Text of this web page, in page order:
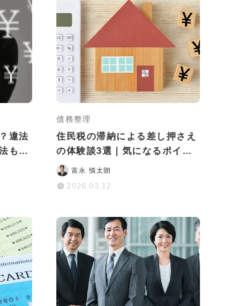
違法
も解
債務整理
住民税の滞納による差し押さえ
の体験談3選｜気になるポイン
トや差し押さえの流れなど
富永 慎太朗
2026.03.12